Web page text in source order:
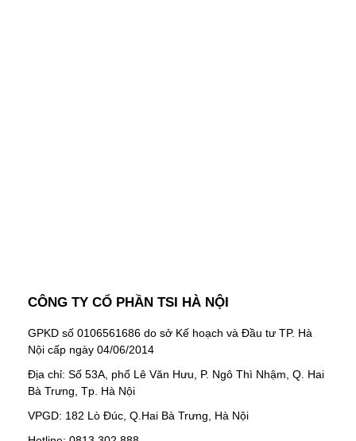
CÔNG TY CỔ PHẦN TSI HÀ NỘI
GPKD số 0106561686 do sở Kế hoạch và Đầu tư TP. Hà
Nội cấp ngày 04/06/2014
Địa chỉ: Số 53A, phố Lê Văn Hưu, P. Ngô Thì Nhậm, Q. Hai
Bà Trưng, Tp. Hà Nội
VPGD: 182 Lò Đúc, Q.Hai Bà Trưng, Hà Nội